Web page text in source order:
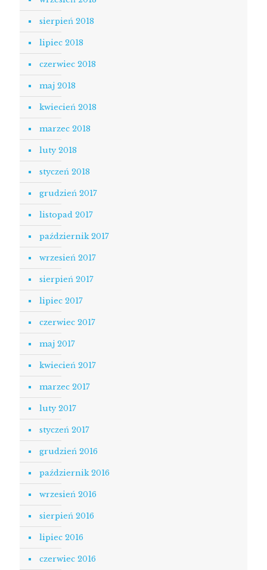
sierpień 2018
lipiec 2018
czerwiec 2018
maj 2018
kwiecień 2018
marzec 2018
luty 2018
styczeń 2018
grudzień 2017
listopad 2017
październik 2017
wrzesień 2017
sierpień 2017
lipiec 2017
czerwiec 2017
maj 2017
kwiecień 2017
marzec 2017
luty 2017
styczeń 2017
grudzień 2016
październik 2016
wrzesień 2016
sierpień 2016
lipiec 2016
czerwiec 2016